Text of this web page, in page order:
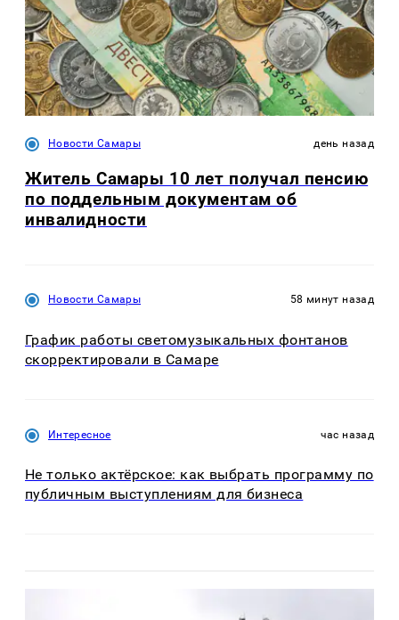
Новости Самары день назад
Житель Самары 10 лет получал пенсию
по поддельным документам об
инвалидности
Новости Самары 58 минут назад
График работы светомузыкальных фонтанов
скорректировали в Самаре
Интересное час назад
Не только актёрское: как выбрать программу по
публичным выступлениям для бизнеса